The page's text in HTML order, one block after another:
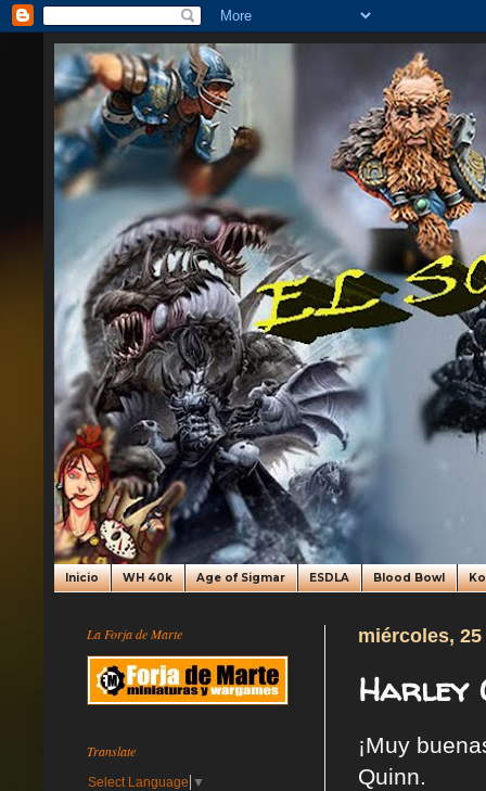
Inicio WH 40k Age of Sigmar ESDLA Blood Bowl
miércoles,
Harley
¡Muy
Quinn.
La Forja de Marte
Translate
Select Language ▼